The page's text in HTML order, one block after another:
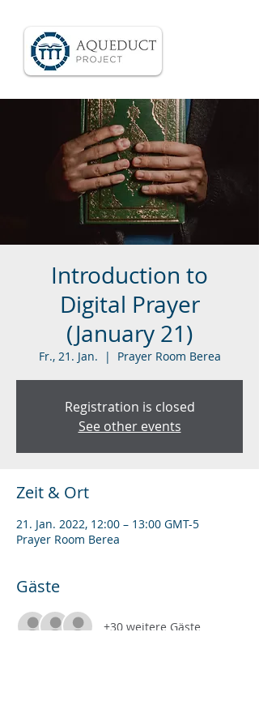
Introduction to
Digital Prayer
(January 21)
Fr., 21. Jan.
  |
Prayer Room Berea
Registration is closed
See other events
Zeit & Ort
21. Jan. 2022, 12:00 – 13:00 GMT-5
Prayer Room Berea
Gäste
+30 weitere Gäste